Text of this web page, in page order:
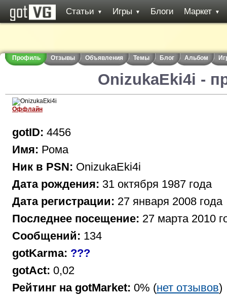
Статьи ▼ Игры ▼ Блоги Маркет ▼
Профиль Отзывы Объявления Темы Блог Альбом
OnizukaEki4i -
Оффлайн
gotID: 4456
Имя: Рома
Ник в PSN: OnizukaEki4i
Дата рождения: 31 октября 1987 года
Дата регистрации: 27 января 2008 года
Последнее посещение: 27 марта 2010
Сообщений: 134
gotKarma: ???
gotAct: 0,02
Рейтинг на gotMarket: 0% (нет отзывов)